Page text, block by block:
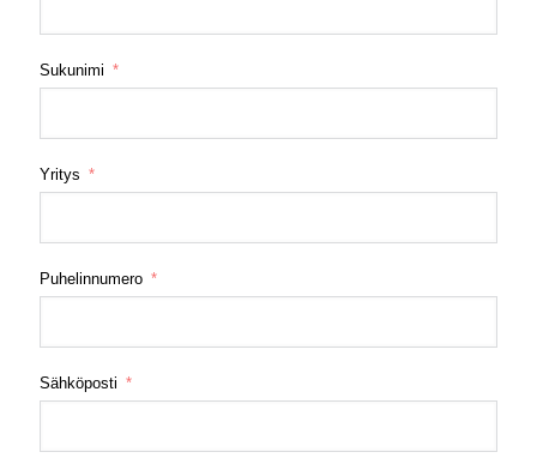
Sukunimi
Yritys
Puhelinnumero
Sähköposti